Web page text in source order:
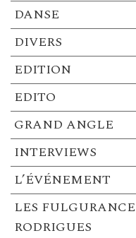
DANSE
DIVERS
EDITION
EDITO
GRAND ANGLE
INTERVIEWS
L’ÉVÉNEMENT
LES
RODRIGUES